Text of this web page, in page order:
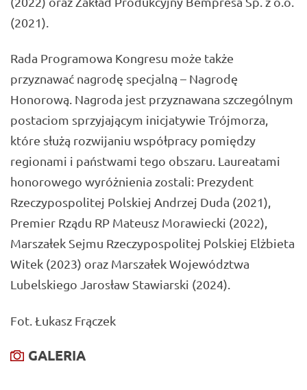
(2021).
Rada Programowa Kongresu może także
przyznawać nagrodę specjalną – Nagrodę
Honorową. Nagroda jest przyznawana szczególnym
postaciom sprzyjającym inicjatywie Trójmorza,
które służą rozwijaniu współpracy pomiędzy
regionami i państwami tego obszaru. Laureatami
honorowego wyróżnienia zostali: Prezydent
Rzeczypospolitej Polskiej Andrzej Duda (2021),
Premier Rządu RP Mateusz Morawiecki (2022),
Marszałek Sejmu Rzeczypospolitej Polskiej Elżbieta
Witek (2023) oraz Marszałek Województwa
Lubelskiego Jarosław Stawiarski (2024).
Fot. Łukasz Frączek
GALERIA